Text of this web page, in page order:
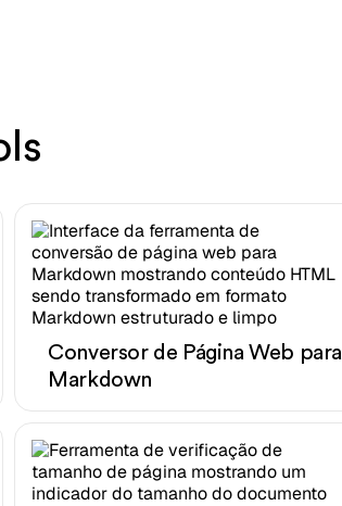
Conversor de Página Web para
Markdown